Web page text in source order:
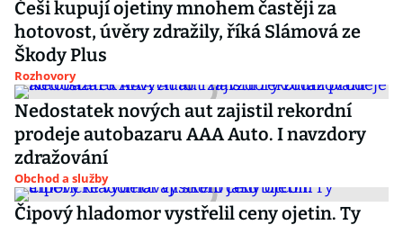
Češi kupují ojetiny mnohem častěji za
hotovost, úvěry zdražily, říká Slámová ze
Škody Plus
Rozhovory
Nedostatek nových aut zajistil rekordní
prodeje autobazaru AAA Auto. I navzdory
zdražování
Obchod a služby
Čipový hladomor vystřelil ceny ojetin. Ty